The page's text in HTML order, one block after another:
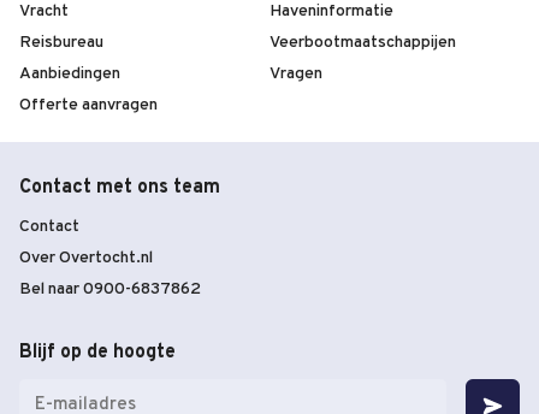
Vracht
Reisbureau
Aanbiedingen
Offerte aanvragen
Haveninformatie
Veerbootmaatschappijen
Vragen
Contact met ons team
Contact
Over Overtocht.nl
Bel naar 0900-6837862
Blijf op de hoogte
mailadres